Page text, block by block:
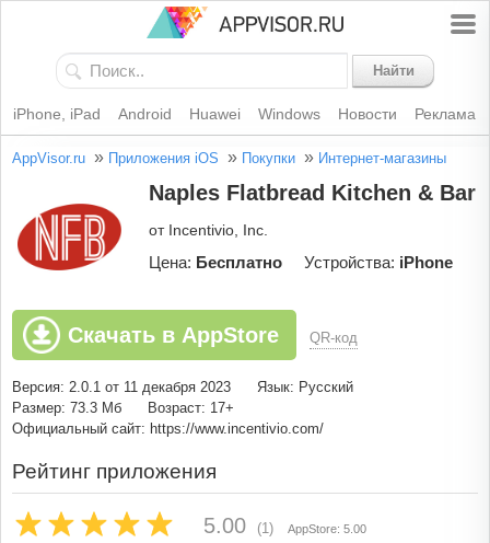
Найти
iPhone, iPad Android Huawei Windows Новости Реклама
AppVisor.ru » Приложения iOS » Покупки » Интернет-магазины
Naples Flatbread Kitchen & Bar
от Incentivio, Inc.
Цена: Бесплатно Устройства: iPhone
Скачать в AppStore QR-код
Версия: 2.0.1 от 11 декабря 2023
Язык: Русский
Размер: 73.3 Мб
Возраст: 17+
Официальный сайт: https://www.incentivio.com/
Рейтинг приложения
5.00 (1) AppStore: 5.00